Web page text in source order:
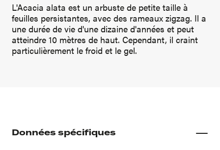
L'Acacia alata est un arbuste de petite taille à
feuilles persistantes, avec des rameaux zigzag. Il a
une durée de vie d'une dizaine d'années et peut
atteindre 10 mètres de haut. Cependant, il craint
particulièrement le froid et le gel.
Données spécifiques